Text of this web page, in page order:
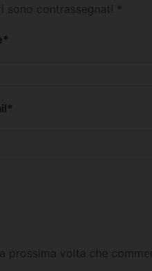
sono contrassegnati *
*
*
prossima volta che